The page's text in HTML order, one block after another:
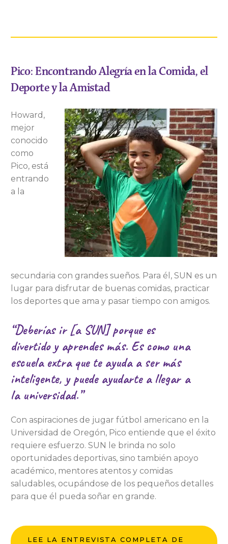
Pico: Encontrando Alegría en la Comida, el
Deporte y la Amistad
Howard,
mejor
conocido
como
Pico, está
entrando
a la
secundaria con grandes sueños. Para él, SUN es un
lugar para disfrutar de buenas comidas, practicar
los deportes que ama y pasar tiempo con amigos.
“Deberías ir [a SUN] porque es
divertido y aprendes más. Es como una
escuela extra que te ayuda a ser más
inteligente, y puede ayudarte a llegar a
la universidad.”
Con aspiraciones de jugar fútbol americano en la
Universidad de Oregón, Pico entiende que el éxito
requiere esfuerzo. SUN le brinda no solo
oportunidades deportivas, sino también apoyo
académico, mentores atentos y comidas
saludables, ocupándose de los pequeños detalles
para que él pueda soñar en grande.
LEE LA ENTREVISTA COMPLETA DE